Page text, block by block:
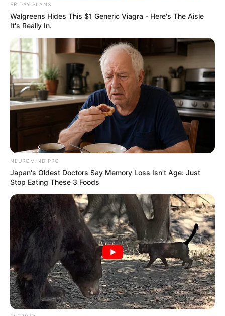
FRIDAY PLANS
Walgreens Hides This $1 Generic Viagra - Here's The Aisle
It's Really In.
NEUROMIND PRO
Japan's Oldest Doctors Say Memory Loss Isn't Age: Just
Stop Eating These 3 Foods